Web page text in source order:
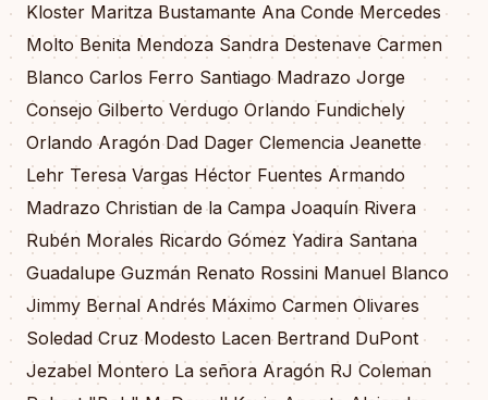
Kloster Maritza Bustamante Ana Conde Mercedes
Molto Benita Mendoza Sandra Destenave Carmen
Blanco Carlos Ferro Santiago Madrazo Jorge
Consejo Gilberto Verdugo Orlando Fundichely
Orlando Aragón Dad Dager Clemencia Jeanette
Lehr Teresa Vargas Héctor Fuentes Armando
Madrazo Christian de la Campa Joaquín Rivera
Rubén Morales Ricardo Gómez Yadira Santana
Guadalupe Guzmán Renato Rossini Manuel Blanco
Jimmy Bernal Andrés Máximo Carmen Olivares
Soledad Cruz Modesto Lacen Bertrand DuPont
Jezabel Montero La señora Aragón RJ Coleman